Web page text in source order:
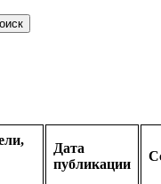
Дата
публикации